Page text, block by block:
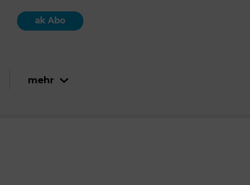
ak Abo
mehr